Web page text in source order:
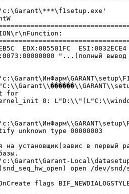
'c:\Garant\***\f1setup.exe'
EDX:005501FC  ESI:0032ECE4
"...(полный вывод
for
0:
unknown type 00000003
на установщик(завис в первый
'c:\Garant\Garant-
open /dev/
flags